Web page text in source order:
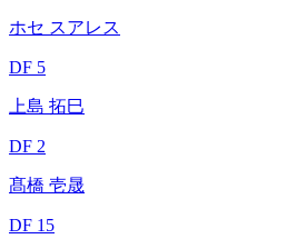
ホセ スアレス
DF 5
上島 拓巳
DF 2
髙橋 壱晟
DF 15